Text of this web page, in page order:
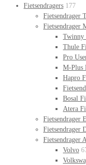
Fietsendragers 177
Fietsendrager
Fietsendrager
Twinny
Thule
Pro
M-Plus
Hapro
Bosal
Atera
Fietsendrager
Fietsendrager
Fietsendrager
Volvo